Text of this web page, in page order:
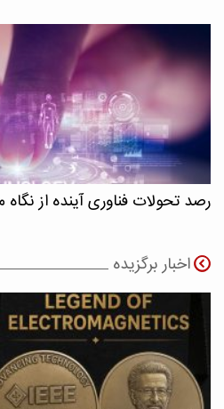
رصد تحولات فناوری آینده از
اخبار برگزیده